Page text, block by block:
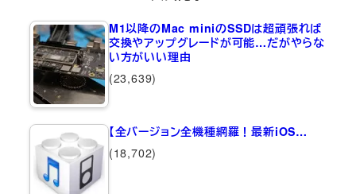
M1以降のMac miniのSSDは超頑張れば
交換やアップグレードが可能…だがやらな
い方がいい理由
(23,639)
【全バージョン全機種網羅！最新iOS…
(18,702)